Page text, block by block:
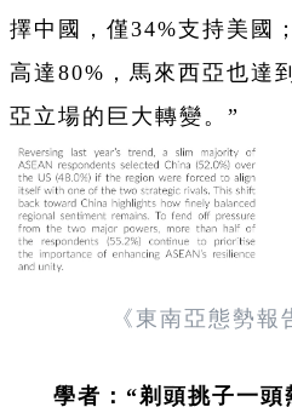
擇中國，僅34%支持美國
高達80%，馬來西亞也達
亞立場的巨大轉變。”
《東南亞態勢報
學者：“剃頭挑子一